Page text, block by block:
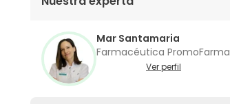
Mar Santamaria
Farmacéutica PromoFarma
Ver perfil